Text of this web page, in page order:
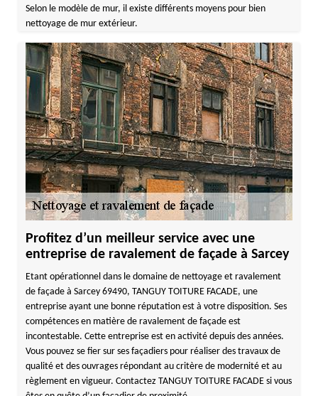
Selon le modèle de mur, il existe différents moyens pour bien
nettoyage de mur extérieur.
Profitez d’un meilleur service avec une
entreprise de ravalement de façade à Sarcey
Etant opérationnel dans le domaine de nettoyage et ravalement
de façade à Sarcey 69490, TANGUY TOITURE FACADE, une
entreprise ayant une bonne réputation est à votre disposition. Ses
compétences en matière de ravalement de façade est
incontestable. Cette entreprise est en activité depuis des années.
Vous pouvez se fier sur ses façadiers pour réaliser des travaux de
qualité et des ouvrages répondant au critère de modernité et au
règlement en vigueur. Contactez TANGUY TOITURE FACADE si vous